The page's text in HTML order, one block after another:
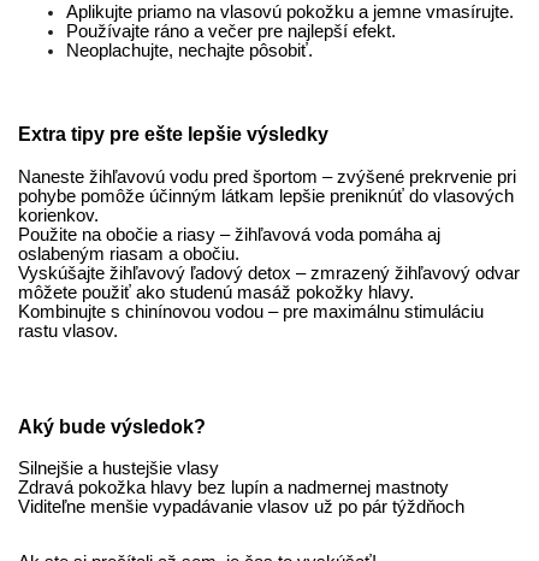
Aplikujte priamo na vlasovú pokožku a jemne vmasírujte.
Používajte ráno a večer pre najlepší efekt.
Neoplachujte, nechajte pôsobiť.
Extra tipy pre ešte lepšie výsledky
Naneste žihľavovú vodu pred športom – zvýšené prekrvenie pri
pohybe pomôže účinným látkam lepšie preniknúť do vlasových
korienkov.
Použite na obočie a riasy – žihľavová voda pomáha aj
oslabeným riasam a obočiu.
Vyskúšajte žihľavový ľadový detox – zmrazený žihľavový odvar
môžete použiť ako studenú masáž pokožky hlavy.
Kombinujte s chinínovou vodou – pre maximálnu stimuláciu
rastu vlasov.
Aký bude výsledok?
Silnejšie a hustejšie vlasy
Zdravá pokožka hlavy bez lupín a nadmernej mastnoty
Viditeľne menšie vypadávanie vlasov už po pár týždňoch